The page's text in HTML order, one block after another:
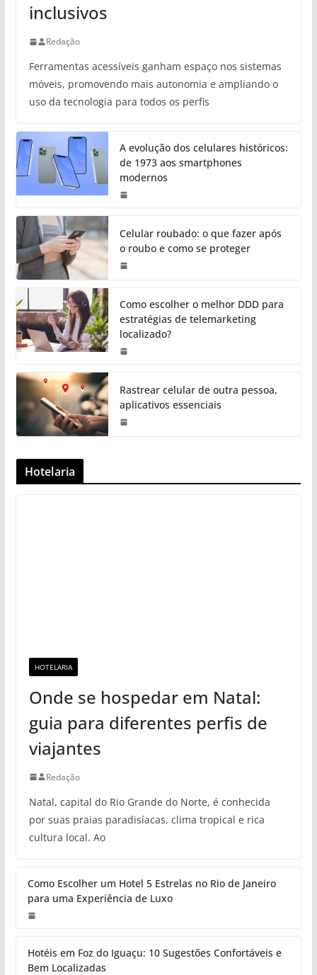
inclusivos
Redação
Ferramentas acessíveis ganham espaço nos sistemas
móveis, promovendo mais autonomia e ampliando o
uso da tecnologia para todos os perfis
A evolução dos celulares históricos:
de 1973 aos smartphones
modernos
Celular roubado: o que fazer após
o roubo e como se proteger
Como escolher o melhor DDD para
estratégias de telemarketing
localizado?
Rastrear celular de outra pessoa,
aplicativos essenciais
Hotelaria
HOTELARIA
Onde se hospedar em Natal:
guia para diferentes perfis de
viajantes
Redação
Natal, capital do Rio Grande do Norte, é conhecida
por suas praias paradisíacas, clima tropical e rica
cultura local. Ao
Como Escolher um Hotel 5 Estrelas no Rio de Janeiro
para uma Experiência de Luxo
Hotéis em Foz do Iguaçu: 10 Sugestões Confortáveis e
Bem Localizadas